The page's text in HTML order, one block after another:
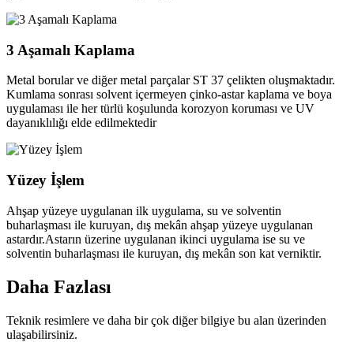
3 Aşamalı Kaplama
Metal borular ve diğer metal parçalar ST 37 çelikten oluşmaktadır.
Kumlama sonrası solvent içermeyen çinko-astar kaplama ve boya
uygulaması ile her türlü koşulunda korozyon koruması ve UV
dayanıklılığı elde edilmektedir
Yüzey İşlem
Ahşap yüzeye uygulanan ilk uygulama, su ve solventin
buharlaşması ile kuruyan, dış mekân ahşap yüzeye uygulanan
astardır.Astarın üzerine uygulanan ikinci uygulama ise su ve
solventin buharlaşması ile kuruyan, dış mekân son kat verniktir.
Daha Fazlası
Teknik resimlere ve daha bir çok diğer bilgiye bu alan üzerinden
ulaşabilirsiniz.